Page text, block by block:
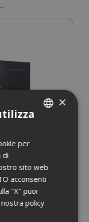
×
per
di
sito web
acconsenti
"X" puoi
policy